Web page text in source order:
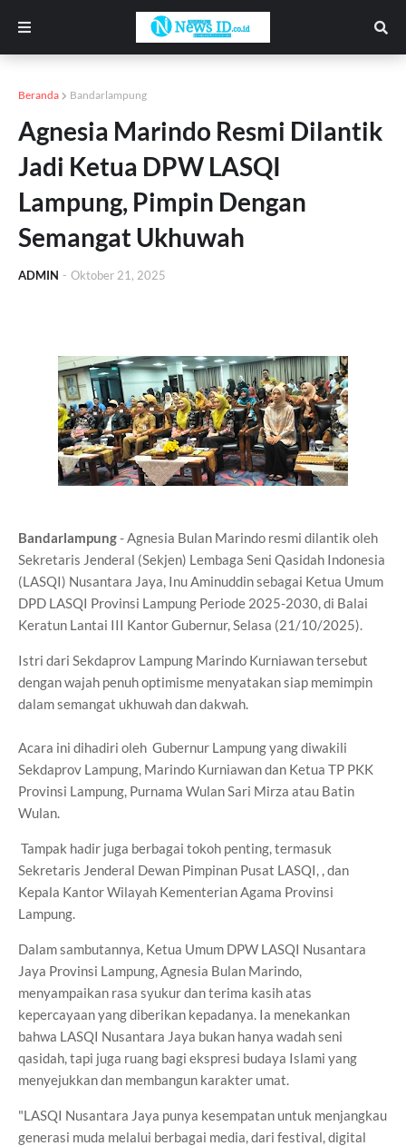
Beranda Bandarlampung
Agnesia Marindo Resmi Dilantik
Jadi Ketua DPW LASQI
Lampung, Pimpin Dengan
Semangat Ukhuwah
ADMIN - Oktober 21, 2025
Bandarlampung- Agnesia Bulan Marindo resmi dilantik oleh
Sekretaris Jenderal (Sekjen) Lembaga Seni Qasidah Indonesia
(LASQI) Nusantara Jaya, Inu Aminuddin sebagai Ketua Umum
DPD LASQI Provinsi Lampung Periode 2025-2030, di Balai
Keratun Lantai III Kantor Gubernur, Selasa (21/10/2025).
Istri dari Sekdaprov Lampung Marindo Kurniawan tersebut
dengan wajah penuh optimisme menyatakan siap memimpin
dalam semangat ukhuwah dan dakwah.
Acara ini dihadiri oleh Gubernur Lampung yang diwakili
Sekdaprov Lampung, Marindo Kurniawan dan Ketua TP PKK
Provinsi Lampung, Purnama Wulan Sari Mirza atau Batin
Wulan.
Tampak hadir juga berbagai tokoh penting, termasuk
Sekretaris Jenderal Dewan Pimpinan Pusat LASQI, , dan
Kepala Kantor Wilayah Kementerian Agama Provinsi
Lampung.
Dalam sambutannya, Ketua Umum DPW LASQI Nusantara
Jaya Provinsi Lampung, Agnesia Bulan Marindo,
menyampaikan rasa syukur dan terima kasih atas
kepercayaan yang diberikan kepadanya. Ia menekankan
bahwa LASQI Nusantara Jaya bukan hanya wadah seni
qasidah, tapi juga ruang bagi ekspresi budaya Islami yang
menyejukkan dan membangun karakter umat.
"LASQI Nusantara Jaya punya kesempatan untuk menjangkau
generasi muda melalui berbagai media, dari festival, digital